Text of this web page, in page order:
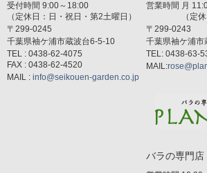
受付時間 9:00～18:00
（定休日：日・祝日・第2土曜日）
〒299-0245
千葉県袖ケ浦市蔵波台6-5-10
TEL : 0438-62-4075
FAX : 0438-62-4520
MAIL : info@seikouen-garden.co.jp
営業時間 月
（定休日
〒299-0243
千葉県袖ケ浦市
TEL: 0438-63-
MAIL:
バラの専門